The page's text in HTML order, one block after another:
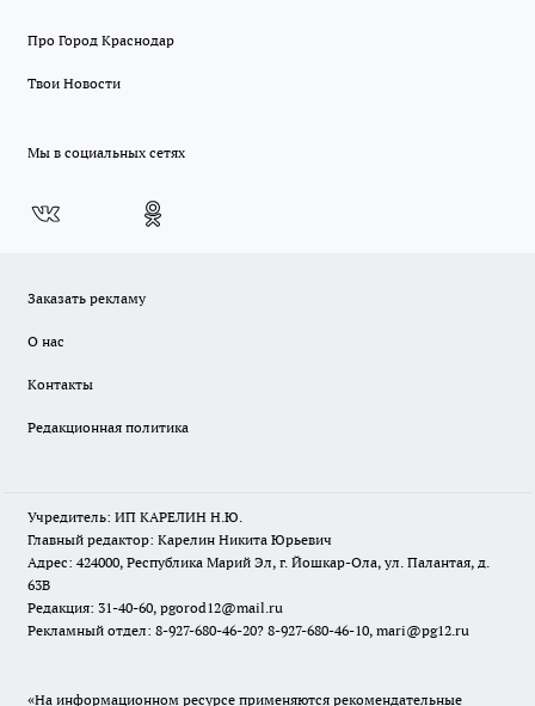
Про Город Краснодар
Твои Новости
Мы в социальных сетях
Заказать рекламу
О нас
Контакты
Редакционная политика
Учредитель: ИП КАРЕЛИН Н.Ю.
Главный редактор: Карелин Никита Юрьевич
Адрес: 424000, Республика Марий Эл, г. Йошкар-Ола, ул. Палантая, д.
63В
Редакция: 31-40-60, pgorod12@mail.ru
Рекламный отдел: 8-927-680-46-20? 8-927-680-46-10, mari@pg12.ru
«На информационном ресурсе применяются рекомендательные